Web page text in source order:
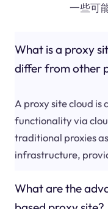
一些可
What is a proxy
differ from other
A proxy site cloud is
functionality via
traditional proxies
infrastructure,
What are the